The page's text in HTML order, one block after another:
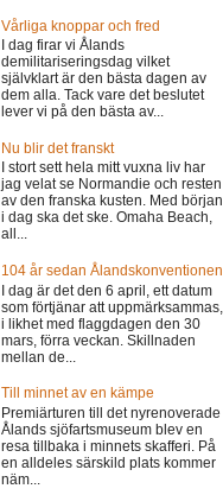
Vårliga knoppar och fred
I dag firar vi Ålands
demilitariseringsdag vilket
självklart är den bästa dagen av
dem alla. Tack vare det beslutet
lever vi på den bästa av...
Nu blir det franskt
I stort sett hela mitt vuxna liv har
jag velat se Normandie och resten
av den franska kusten. Med början
i dag ska det ske. Omaha Beach,
all...
104 år sedan Ålandskonventionen
I dag är det den 6 april, ett datum
som förtjänar att uppmärksammas,
i likhet med flaggdagen den 30
mars, förra veckan. Skillnaden
mellan de...
Till minnet av en kämpe
Premiärturen till det nyrenoverade
Ålands sjöfartsmuseum blev en
resa tillbaka i minnets skafferi. På
en alldeles särskild plats kommer
näm...